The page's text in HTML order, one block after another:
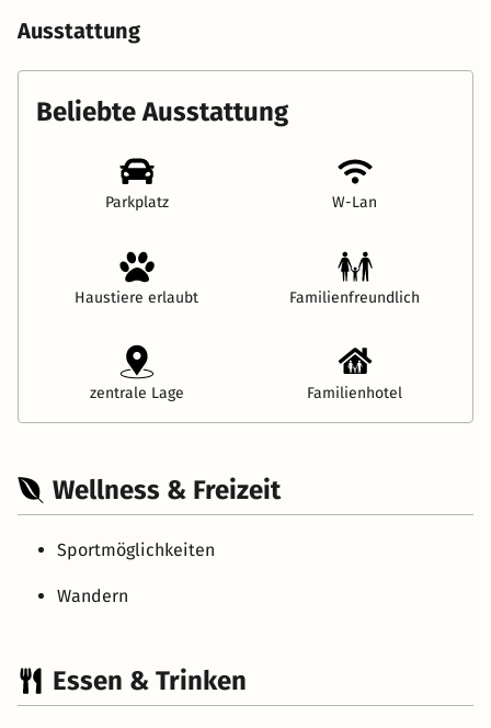
Ausstattung
Beliebte Ausstattung
Parkplatz W-Lan
Haustiere erlaubt Familienfreundlich
zentrale Lage Familienhotel
Wellness & Freizeit
Sportmöglichkeiten
Wandern
Essen & Trinken